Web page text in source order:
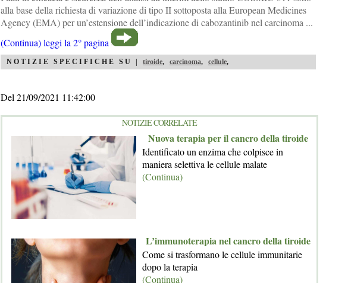
alla base della richiesta di variazione di tipo II sottoposta alla European Medicines
Agency (EMA) per un’estensione dell’indicazione di cabozantinib nel carcinoma ...
(Continua) leggi la 2° pagina
NOTIZIE SPECIFICHE SU | tiroide, carcinoma, cellule,
Del 21/09/2021 11:42:00
NOTIZIE CORRELATE
Nuova terapia per il cancro della tiroide
Identificato un enzima che colpisce in
maniera selettiva le cellule malate
(Continua)
L’immunoterapia nel cancro della tiroide
Come si trasformano le cellule immunitarie
dopo la terapia
(Continua)